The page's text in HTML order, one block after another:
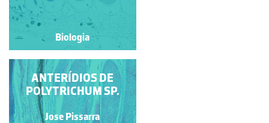
Biologia
Biologia
GAMETÓFITO
MASCULINO DE
POLYTRICHUM SP.
Jose Pissarra
ANTERÍDIOS DE
POLYTRICHUM SP.
Jose Pissarra